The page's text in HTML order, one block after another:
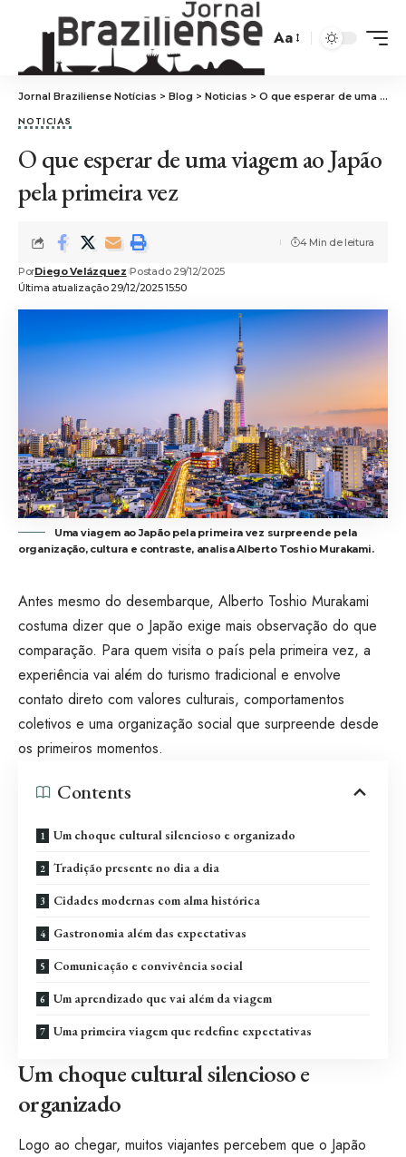
Aa
Jornal Braziliense Notícias > Blog > Noticias > O que esperar de uma viagem ao Japão pela primeira vez
NOTICIAS
O que esperar de uma viagem ao Japão
pela primeira vez
Última atualização 29/12/2025 15:50
PorDiego Velázquez Postado 29/12/2025
4 Min de leitura
Uma viagem ao Japão pela primeira vez surpreende pela
organização, cultura e contraste, analisa Alberto Toshio Murakami.
Antes mesmo do desembarque, Alberto Toshio Murakami
costuma dizer que o Japão exige mais observação do que
comparação. Para quem visita o país pela primeira vez, a
experiência vai além do turismo tradicional e envolve
contato direto com valores culturais, comportamentos
coletivos e uma organização social que surpreende desde
os primeiros momentos.
Contents
Um choque cultural silencioso e organizado
Tradição presente no dia a dia
Cidades modernas com alma histórica
Gastronomia além das expectativas
Comunicação e convivência social
Um aprendizado que vai além da viagem
Uma primeira viagem que redefine expectativas
Um choque cultural silencioso e
organizado
Logo ao chegar, muitos viajantes percebem que o Japão